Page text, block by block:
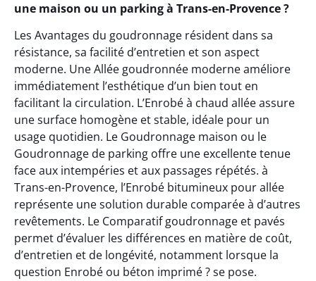
une maison ou un parking à Trans-en-Provence ?
Les Avantages du goudronnage résident dans sa
résistance, sa facilité d’entretien et son aspect
moderne. Une Allée goudronnée moderne améliore
immédiatement l’esthétique d’un bien tout en
facilitant la circulation. L’Enrobé à chaud allée assure
une surface homogène et stable, idéale pour un
usage quotidien. Le Goudronnage maison ou le
Goudronnage de parking offre une excellente tenue
face aux intempéries et aux passages répétés. à
Trans-en-Provence, l’Enrobé bitumineux pour allée
représente une solution durable comparée à d’autres
revêtements. Le Comparatif goudronnage et pavés
permet d’évaluer les différences en matière de coût,
d’entretien et de longévité, notamment lorsque la
question Enrobé ou béton imprimé ? se pose.